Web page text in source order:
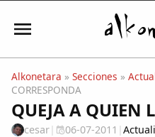
Iniciar sesión
Alkonetara » Secciones »
CORRESPONDA
QUEJA A QUIEN
cesar| 06-07-2011 |